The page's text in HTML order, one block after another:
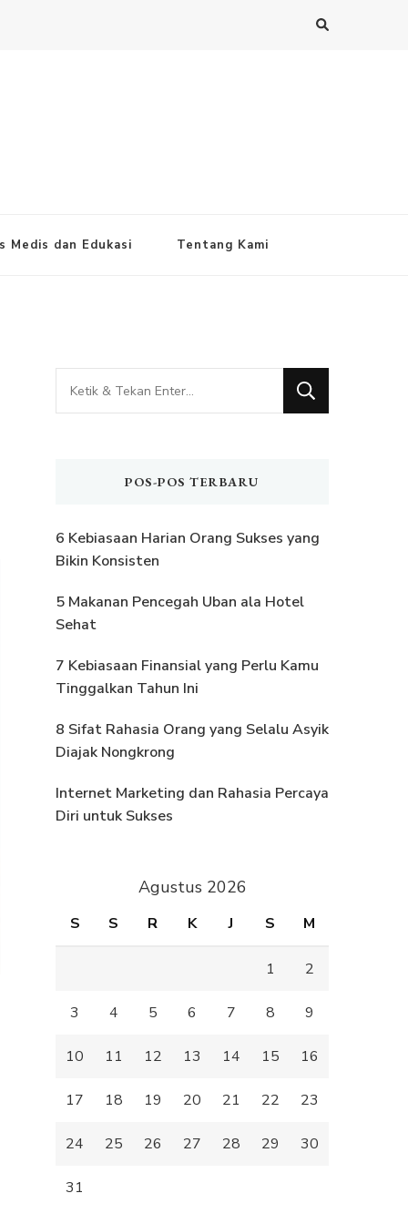
Medis dan Edukasi Tentang Kami
Mencari
Sesuatu?
POS-POS TERBARU
6 Kebiasaan Harian Orang Sukses yang
Bikin Konsisten
5 Makanan Pencegah Uban ala Hotel
Sehat
7 Kebiasaan Finansial yang Perlu Kamu
Tinggalkan Tahun Ini
8 Sifat Rahasia Orang yang Selalu Asyik
Diajak Nongkrong
Internet Marketing dan Rahasia Percaya
Diri untuk Sukses
Agustus 2026
S S R K J S M
1 2
3 4 5 6 7 8 9
10 11 12 13 14 15 16
17 18 19 20 21 22 23
24 25 26 27 28 29 30
31